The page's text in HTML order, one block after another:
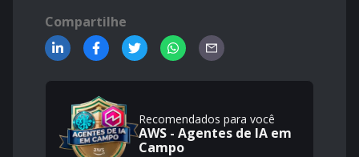
Compartilhe
Recomendados para você
AWS - Agentes de IA em
Campo